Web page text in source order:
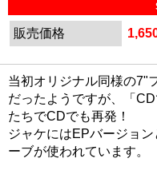
販売価格
当初オリジナル同様の7"
だったようですが、「
たちでCDでも再発！
ジャケにはEPバージョ
ーブが使われています。